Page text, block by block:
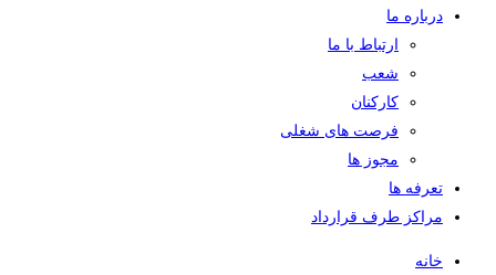
درباره ما
ارتباط با ما
شعب
کارکنان
فرصت های شغلی
مجوز ها
تعرفه ها
مراکز طرف قرارداد
خانه